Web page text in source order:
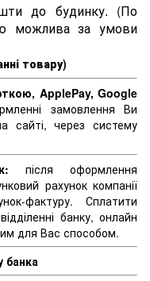
до будинку. (По
можлива за умови
товару)
ApplePay, Google
замовлення Ви
сайті, через систему
після оформлення
рахунок компанії
фактуру. Сплатити
банку, онлайн
для Вас способом.
банка